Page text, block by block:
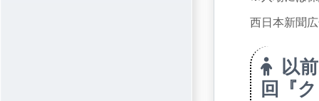
西日本新聞
以
回『